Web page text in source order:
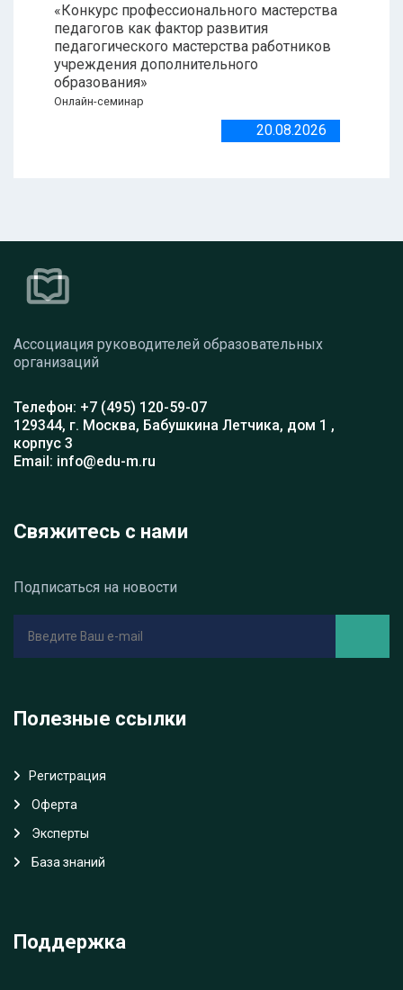
«Конкурс профессионального мастерства
педагогов как фактор развития
педагогического мастерства работников
учреждения дополнительного
образования»
Онлайн-семинар
20.08.2026
Ассоциация руководителей образовательных
организаций
Телефон: +7 (495) 120-59-07
129344, г. Москва, Бабушкина Летчика, дом 1 ,
корпус 3
Email: info@edu-m.ru
Свяжитесь с нами
Подписаться на новости
Полезные ссылки
Регистрация
Oферта
Эксперты
База знаний
Поддержка